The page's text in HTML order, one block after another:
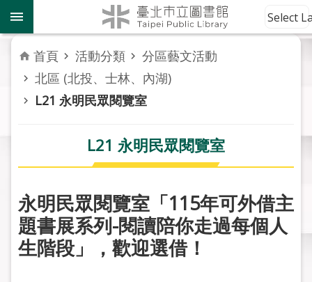
跳到主要內容區塊
到
館
資
訊
讀
動
報
導
Select
首頁 活動分類
分區藝文活動
北區 (北投、士林、內湖)
L21 永明民眾閱覽室
L21 永明民眾閱覽室
永明民眾閱覽室「115年可外借主
題書展系列-閱讀陪你走過每個人
生階段」，歡迎選借！